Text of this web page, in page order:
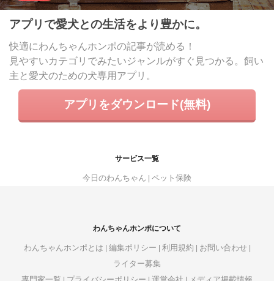
アプリで愛犬との生活をより豊かに。
快適にわんちゃんホンポの記事が読める！
見やすいカテゴリでみたいジャンルがすぐ見つかる。飼い
主と愛犬のための犬専用アプリ。
アプリをダウンロード(無料)
サービス一覧
今日のわんちゃん ペット保険
わんちゃんホンポについて
わんちゃんホンポとは 編集ポリシー 利用規約
お問い合わせ
ライター募集